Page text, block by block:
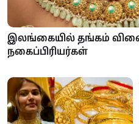
இலங்கையில் தங்கம் விலை
நகைப்பிரியர்கள்